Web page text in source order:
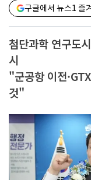
구글에서 뉴스1 즐
첨단과학 연구도
시
"군공항 이전
것"